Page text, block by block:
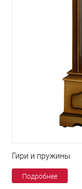
Гири и пружины
Подробнее